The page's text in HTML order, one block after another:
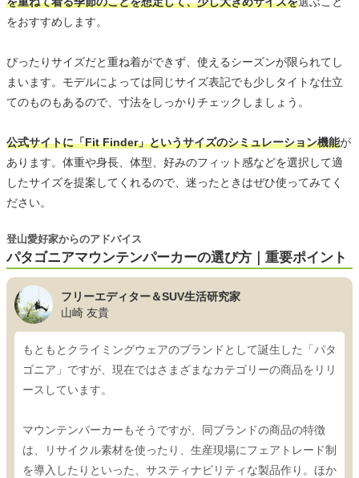
をおすすめします。
ぴったりサイズだと重ね着ができず、使えるシーズンが限られてし
まいます。モデルによっては同じサイズ表記でも少しタイトな仕立
てのものもあるので、寸法をしっかりチェックしましょう。
公式サイトに「Fit Finder」というサイズのシミュレーション機能が
あります。体重や身長、体型、好みのフィット感などを選択して適
したサイズを提案してくれるので、迷ったときはぜひ使ってみてく
ださい。
パタゴニアマウンテンパーカーの選び方｜重要ポイント
登山愛好家からのアドバイス
フリーエディター＆SUV生活研究家
山崎 友貴
もともとクライミングウェアのブランドとして誕生した「パタ
ゴニア」ですが、現在ではさまざまなカテゴリーの商品をリリ
ースしています。
マウンテンパーカーもそうですが、同ブランドの商品の特徴
は、リサイクル素材を使ったり、生産現場にフェアトレード制
を導入したりといった、サスティナビリティな製品作り。ほか